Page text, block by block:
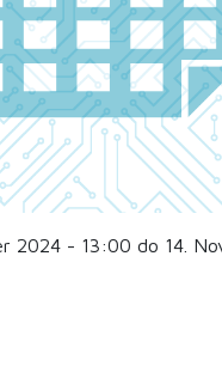
2024 - 13:00 do 14.